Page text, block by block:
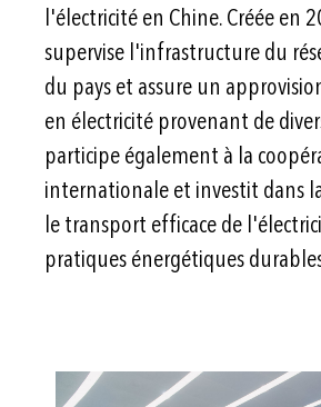
l'électricité en Chine. Créée en
supervise l'infrastructure du
du pays et assure un
en électricité provenant de
participe également à la
internationale et investit dans
le transport efficace de
pratiques énergétiques